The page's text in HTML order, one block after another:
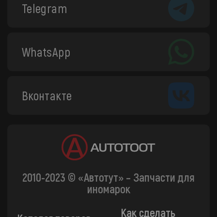
Telegram
WhatsApp
Вконтакте
2010-2023 © «Автотут» – Запчасти для
иномарок
Как сделать